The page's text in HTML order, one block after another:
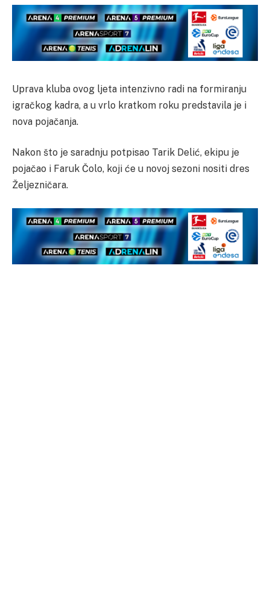
Uprava kluba ovog ljeta intenzivno radi na formiranju
igračkog kadra, a u vrlo kratkom roku predstavila je i
nova pojačanja.
Nakon što je saradnju potpisao Tarik Delić, ekipu je
pojačao i Faruk Čolo, koji će u novoj sezoni nositi dres
Željezničara.